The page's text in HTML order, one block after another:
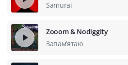
Samurai
Zooom & Nodiggity
Запамʼятаю